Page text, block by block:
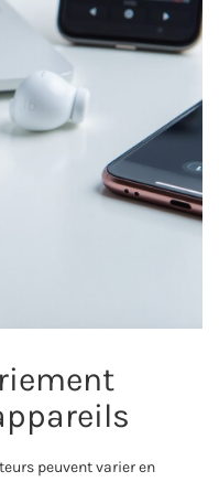
peuvent varier en